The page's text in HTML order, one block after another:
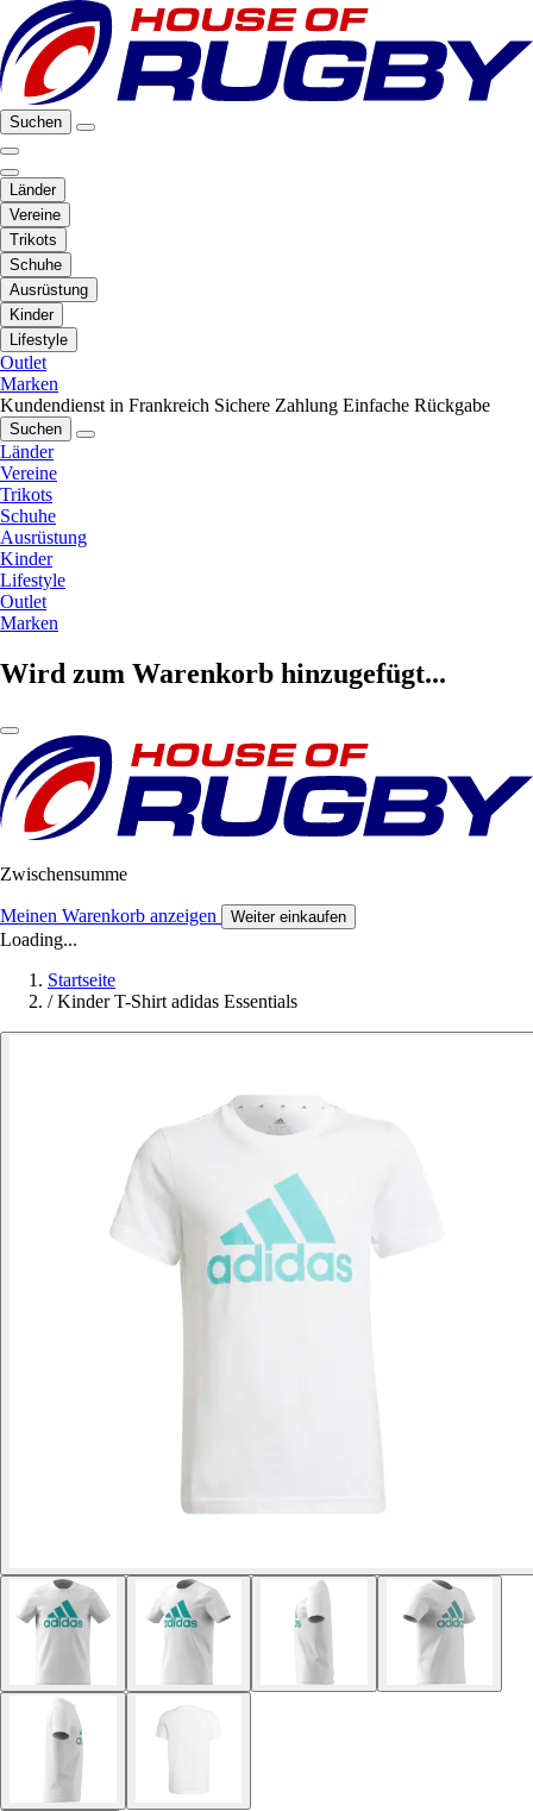
Suchen
Länder
Vereine
Trikots
Schuhe
Ausrüstung
Kinder
Lifestyle
Outlet
Marken
Kundendienst in Frankreich Sichere Zahlung Einfache Rückgabe
Suchen
Länder
Vereine
Trikots
Schuhe
Ausrüstung
Kinder
Lifestyle
Outlet
Marken
Wird zum Warenkorb hinzugefügt...
Zwischensumme
Meinen Warenkorb anzeigen Weiter einkaufen
Loading...
Startseite
/ Kinder T-Shirt adidas Essentials